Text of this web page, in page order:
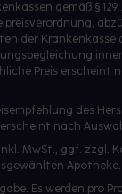
gemäß § 129
der Krankenkasse
Preis erscheint
des
nach
MwSt., ggf. zzgl.
Apotheke.
Es werden pro